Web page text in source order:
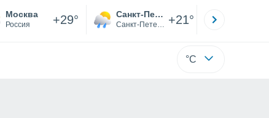
Москва
Россия +29° Санкт-Петербург
Санкт-Петербург +21°
°C